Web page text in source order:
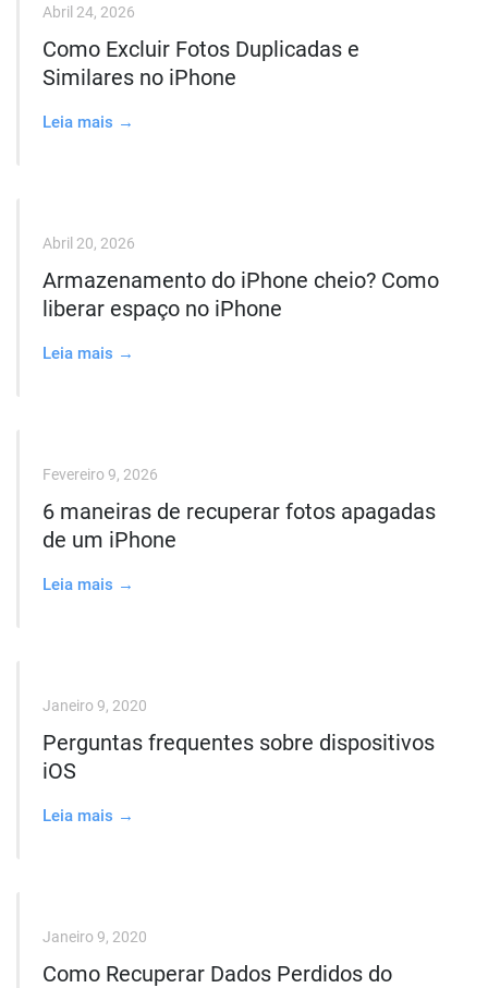
Abril 24, 2026
Como Excluir Fotos Duplicadas e
Similares no iPhone
Leia mais →
Abril 20, 2026
Armazenamento do iPhone cheio? Como
liberar espaço no iPhone
Leia mais →
Fevereiro 9, 2026
6 maneiras de recuperar fotos apagadas
de um iPhone
Leia mais →
Janeiro 9, 2020
Perguntas frequentes sobre dispositivos
iOS
Leia mais →
Janeiro 9, 2020
Como Recuperar Dados Perdidos do